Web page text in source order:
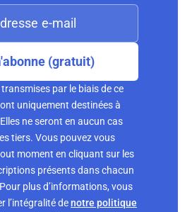
(gratuit)
par le biais de ce
uniquement destinées à
ne seront en aucun cas
tiers. Vous pouvez vous
moment en cliquant sur les
présents dans chacun
plus d’informations, vous
l’intégralité denotre politique